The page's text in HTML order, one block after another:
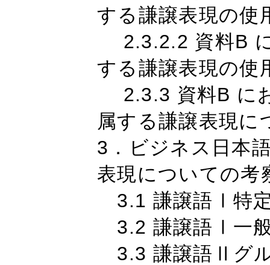
する謙譲表現の使
2.3.2.2 資料B
する謙譲表現の使
2.3.3 資料B に
属する謙譲表現に
3．ビジネス日本
表現についての考
3.1 謙譲語Ⅰ特
3.2 謙譲語Ⅰ一
3.3 謙譲語Ⅱグ